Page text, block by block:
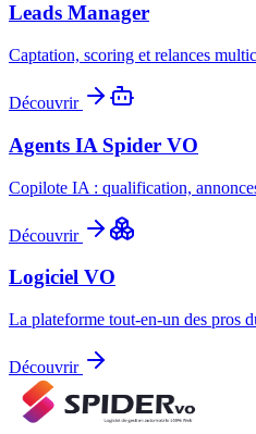
Leads Manager
Captation, scoring et relances
Découvrir
Agents IA Spider VO
Copilote IA : qualification,
Découvrir
Logiciel VO
La plateforme tout-en-un des pros
Découvrir